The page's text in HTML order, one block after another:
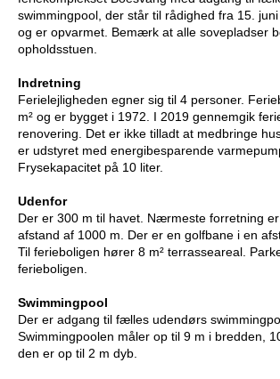
swimmingpool, der står til rådighed fra 15.
og er opvarmet. Bemærk at alle sovepladser
opholdsstuen.
Indretning
Ferielejligheden egner sig til 4 personer.
m² og er bygget i 1972. I 2019 gennemgik
renovering. Det er ikke tilladt at medbringe
er udstyret med energibesparende
Frysekapacitet på 10 liter.
Udenfor
Der er 300 m til havet. Nærmeste forretning
afstand af 1000 m. Der er en golfbane i en
Til ferieboligen hører 8 m² terrasseareal.
ferieboligen.
Swimmingpool
Der er adgang til fælles udendørs
Swimmingpoolen måler op til 9 m i bredden,
den er op til 2 m dyb.